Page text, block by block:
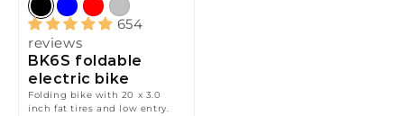
654
reviews
BK6S foldable
electric bike
Folding bike with 20 x 3.0
inch fat tires and low entry.